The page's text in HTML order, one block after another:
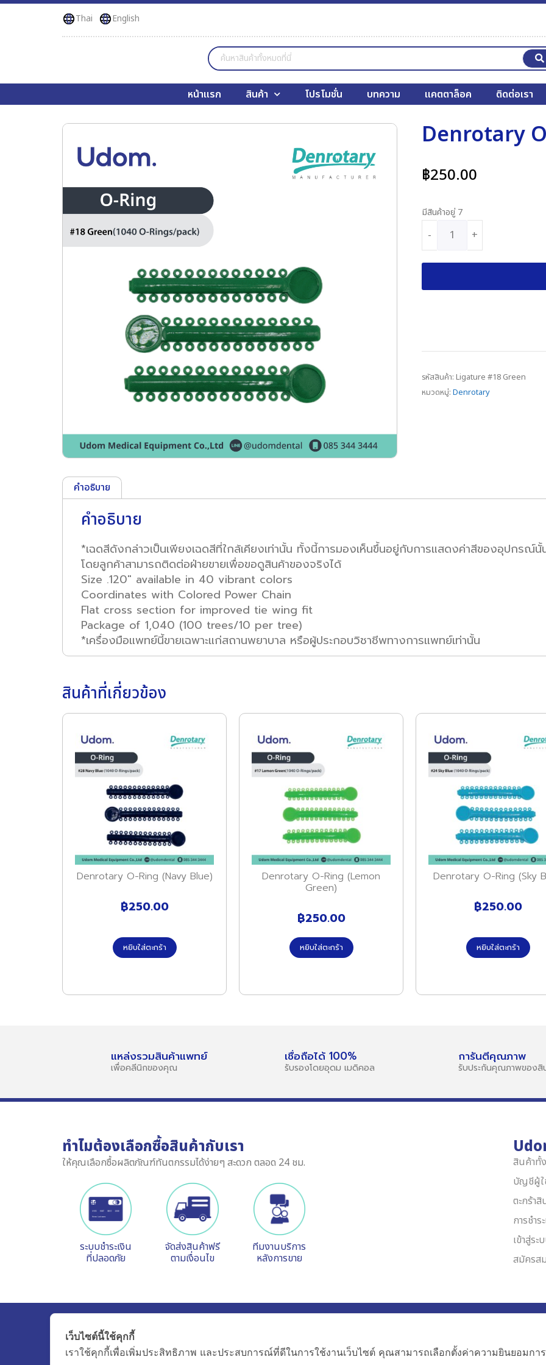
Thai English
หน้าแรก สินค้า โปรโมชั่น บทความ แคตตาล็อค ติดต่อเรา
Denrotary
฿250.00
มีสินค้าอยู่ 7
- +
รหัสสินค้า: Ligature #18 Green
หมวดหมู่: Denrotary
คำอธิบาย
คำอธิบาย
*เฉดสีดังกล่าวเป็นเพียงเฉดสีที่ใกล้เคียงเท่านั้น ทั้งนี้การมองเห็นขึ้นอยู่กับการแสดงค่าสีของอุปกรณ์นั้
โดยลูกค้าสามารถติดต่อฝ่ายขายเพื่อขอดูสินค้าของจริงได้
Size .120″ available in 40 vibrant colors
Coordinates with Colored Power Chain
Flat cross section for improved tie wing fit
Package of 1,040 (100 trees/10 per tree)
*เครื่องมือแพทย์นี้ขายเฉพาะแก่สถานพยาบาล หรือผู้ประกอบวิชาชีพทางการแพทย์เท่านั้น
สินค้าที่เกี่ยวข้อง
Denrotary O-Ring (Navy Blue)
฿250.00
หยิบใส่ตะกร้า
Denrotary O-Ring (Lemon
Green)
฿250.00
หยิบใส่ตะกร้า
Denrotary O-Ring (Sky
฿250.00
หยิบใส่ตะกร้า
แหล่งรวมสินค้าแพทย์
เพื่อคลีนิกของคุณ
เชื่อถือได้ 100%
รับรองโดยอุดม เมดิคอล
การันตีคุณภาพ
รับประกันคุณภาพของสิ
ทำไมต้องเลือกซื้อสินค้ากับเรา
ให้คุณเลือกซื้อผลิตภัณฑ์ทันตกรรมได้ง่ายๆ สะดวก ตลอด 24 ชม.
ระบบชำระเงิน
ที่ปลอดภัย
จัดส่งสินค้าฟรี
ตามเงื่อนไข
ทีมงานบริการ
หลังการขาย
สินค้าทั้
บัญชีผู้
ตะกร้าสิ
การชำร
เข้าสู่ระ
สมัครส
Udom Medical Equipment Co.,Ltd.
80 Pattanakarn 69, Prawet, Bangkok, 10250 Thailand
เว็บไซต์นี้ใช้คุกกี้
เราใช้คุกกี้เพื่อเพิ่มประสิทธิภาพ และประสบการณ์ที่ดีในการใช้งานเว็บไซต์ คุณสามารถเลือกตั้งค่าความยินยอมก